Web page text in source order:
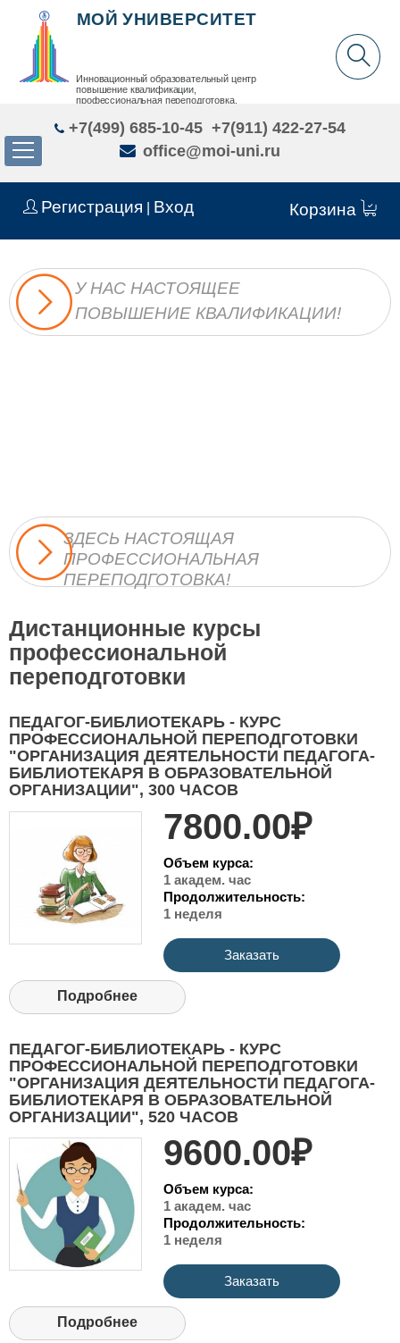
Регистрация Вход Корзина
МОЙ УНИВЕРСИТЕТ
Инновационный образовательный центр
повышение квалификации,
профессиональная переподготовка,
+7(499) 685-10-45 +7(911) 422-27-54
office@moi-uni.ru
У НАС НАСТОЯЩЕЕ
ПОВЫШЕНИЕ КВАЛИФИКАЦИИ!
ЗДЕСЬ НАСТОЯЩАЯ
ПРОФЕССИОНАЛЬНАЯ
ПЕРЕПОДГОТОВКА!
Дистанционные курсы
профессиональной
переподготовки
ПЕДАГОГ-БИБЛИОТЕКАРЬ - КУРС
ПРОФЕССИОНАЛЬНОЙ ПЕРЕПОДГОТОВКИ
"ОРГАНИЗАЦИЯ ДЕЯТЕЛЬНОСТИ ПЕДАГОГА-
БИБЛИОТЕКАРЯ В ОБРАЗОВАТЕЛЬНОЙ
ОРГАНИЗАЦИИ", 300 ЧАСОВ
7800.00₽
Объем курса:
1 академ. час
Продолжительность:
1 неделя
Заказать
Подробнее
ПЕДАГОГ-БИБЛИОТЕКАРЬ - КУРС
ПРОФЕССИОНАЛЬНОЙ ПЕРЕПОДГОТОВКИ
"ОРГАНИЗАЦИЯ ДЕЯТЕЛЬНОСТИ ПЕДАГОГА-
БИБЛИОТЕКАРЯ В ОБРАЗОВАТЕЛЬНОЙ
ОРГАНИЗАЦИИ", 520 ЧАСОВ
9600.00₽
Объем курса:
1 академ. час
Продолжительность:
1 неделя
Заказать
Подробнее